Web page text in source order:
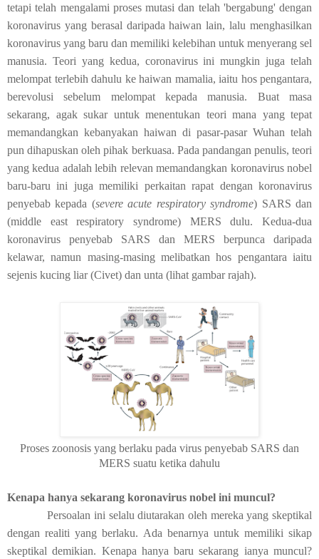
tetapi telah mengalami proses mutasi dan telah 'bergabung' dengan
koronavirus yang berasal daripada haiwan lain, lalu menghasilkan
koronavirus yang baru dan memiliki kelebihan untuk menyerang sel
manusia. Teori yang kedua, coronavirus ini mungkin juga telah
melompat terlebih dahulu ke haiwan mamalia, iaitu hos pengantara,
berevolusi sebelum melompat kepada manusia. Buat masa
sekarang, agak sukar untuk menentukan teori mana yang tepat
memandangkan kebanyakan haiwan di pasar-pasar Wuhan telah
pun dihapuskan oleh pihak berkuasa. Pada pandangan penulis, teori
yang kedua adalah lebih relevan memandangkan koronavirus nobel
baru-baru ini juga memiliki perkaitan rapat dengan koronavirus
penyebab kepada (severe acute respiratory syndrome) SARS dan
(middle east respiratory syndrome) MERS dulu. Kedua-dua
koronavirus penyebab SARS dan MERS berpunca daripada
kelawar, namun masing-masing melibatkan hos pengantara iaitu
sejenis kucing liar (Civet) dan unta (lihat gambar rajah).
Proses zoonosis yang berlaku pada virus penyebab SARS dan
MERS suatu ketika dahulu
Kenapa hanya sekarang koronavirus nobel ini muncul?
Persoalan ini selalu diutarakan oleh mereka yang skeptikal
dengan realiti yang berlaku. Ada benarnya untuk memiliki sikap
skeptikal demikian. Kenapa hanya baru sekarang ianya muncul?